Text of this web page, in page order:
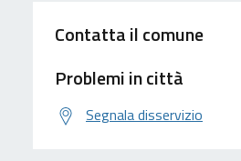
Contatta il comune
Problemi in città
Segnala disservizio